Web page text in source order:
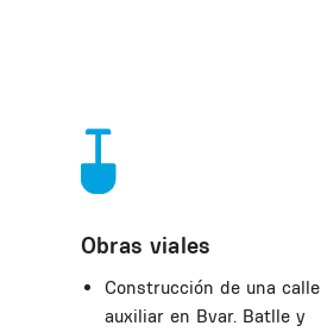
Obras viales
Construcción de una calle
auxiliar en Bvar. Batlle y